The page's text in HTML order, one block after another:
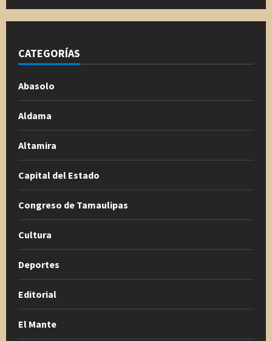
CATEGORÍAS
Abasolo
Aldama
Altamira
Capital del Estado
Congreso de Tamaulipas
Cultura
Deportes
Editorial
El Mante